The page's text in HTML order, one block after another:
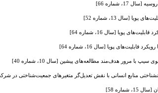
17، شماره 66]
[سال 13، شماره 52]
پویا [سال 16، شماره 64]
پویا [سال 16، شماره 64]
مرور هدف‌مند مطالعه‌های پیشین [سال 10، شماره 40]
منابع انسانی با نقش تعدیل‌گر متغیرهای جمعیت‌شناختی در شرکت
58]